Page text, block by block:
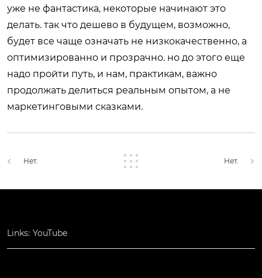
уже не фантастика, некоторые начинают это
делать. так что дешево в будущем, возможно,
будет все чаще означать не низкокачественно, а
оптимизированно и прозрачно. но до этого еще
надо пройти путь, и нам, практикам, важно
продолжать делиться реальным опытом, а не
маркетинговыми сказками.
Нет. Нет.
Links: YouTube